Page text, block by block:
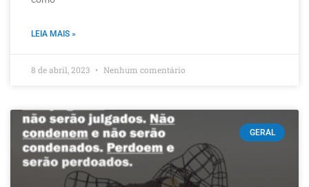
LEIA MAIS »
8 de abril, 2023 Nenhum comentário
GERAL